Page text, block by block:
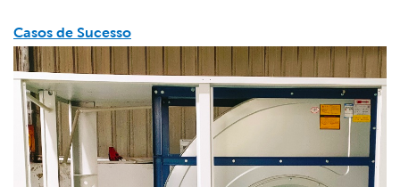
Casos de Sucesso